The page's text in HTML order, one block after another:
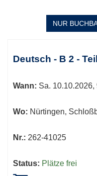
NUR
Tabellenüberschriften
werden.
Deutsch - B 2 -
Wann: Sa. 10.10.2026,
Wo: Nürtingen,
Nr.: 262-41025
Status: Plätze frei